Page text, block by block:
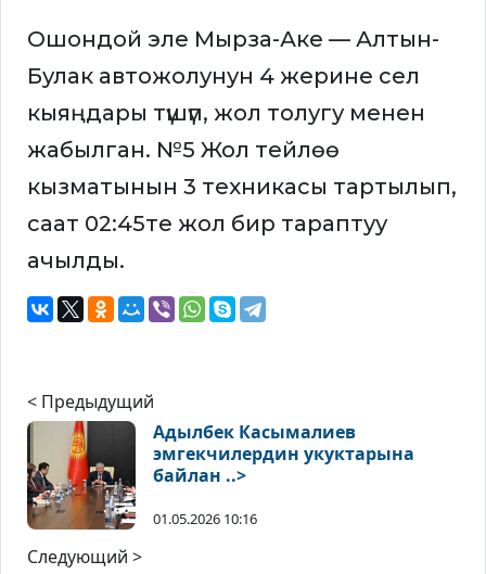
Ошондой эле Мырза-Аке — Алтын-
Булак автожолунун 4 жерине сел
кыяңдары түшүп, жол толугу менен
жабылган. №5 Жол тейлөө
кызматынын 3 техникасы тартылып,
саат 02:45те жол бир тараптуу
ачылды.
< Предыдущий
Адылбек Касымалиев
эмгекчилердин укуктарына
байлан ..>
01.05.2026 10:16
Следующий >